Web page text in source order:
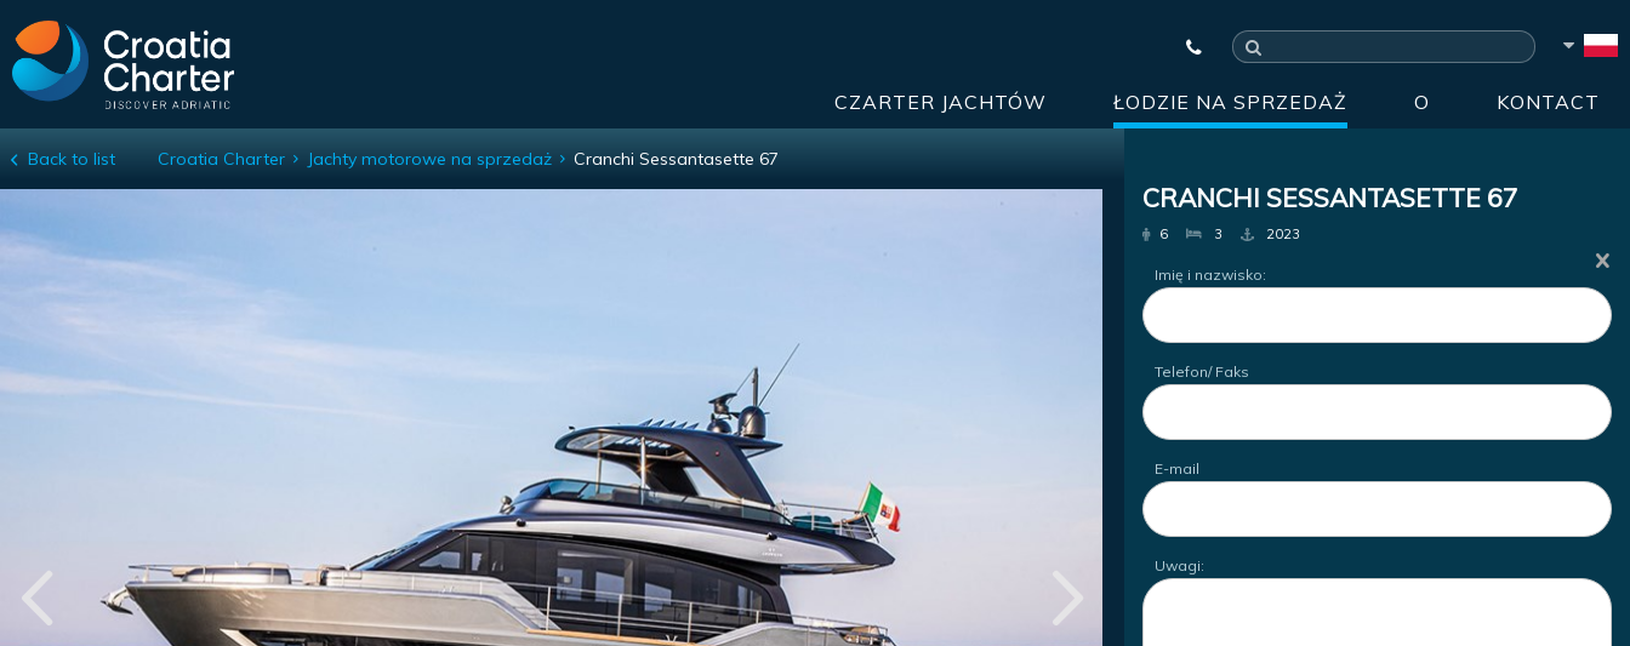
CZARTER JACHTÓW ŁODZIE NA SPRZEDAŻ O KONTACT
Cranchi Sessantasette 67
Back to list Croatia Charter Jachty motorowe na sprzedaż Cranchi Sessantasette 67
CRANCHI SESSANTASETTE 67
6 3 2023
Imię i nazwisko:
Telefon/ Faks
E-mail
Uwagi: